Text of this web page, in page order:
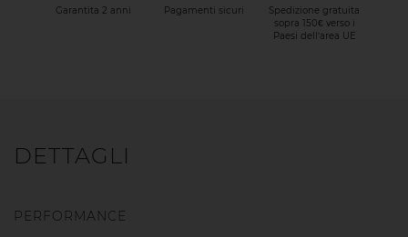
Garantita 2 anni Pagamenti sicuri
Spedizione gratuita
sopra 150€ verso i
Paesi dell’area UE
DETTAGLI
PERFORMANCE